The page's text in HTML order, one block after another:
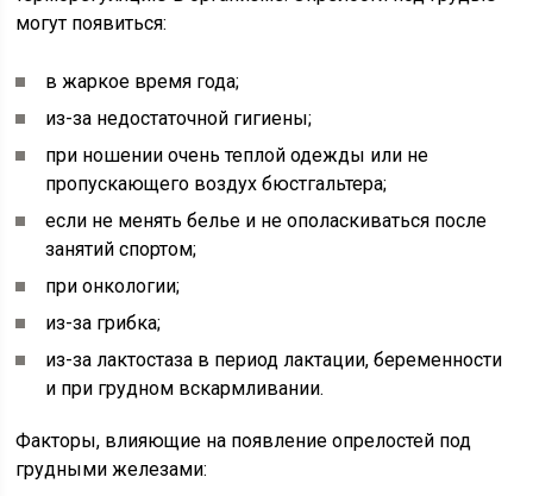
могут появиться:
в жаркое время года;
из-за недостаточной гигиены;
при ношении очень теплой одежды или не
пропускающего воздух бюстгальтера;
если не менять белье и не ополаскиваться после
занятий спортом;
при онкологии;
из-за грибка;
из-за лактостаза в период лактации, беременности
и при грудном вскармливании.
Факторы, влияющие на появление опрелостей под
грудными железами: